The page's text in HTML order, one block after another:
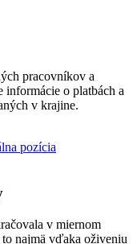
pracovníkov a
informácie o platbách a
v krajine.
pozícia
v miernom
najmä vďaka oživeniu